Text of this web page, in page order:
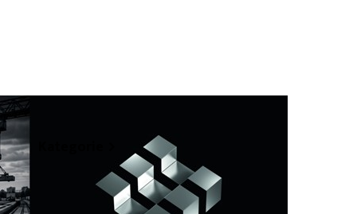
Z życia miasta